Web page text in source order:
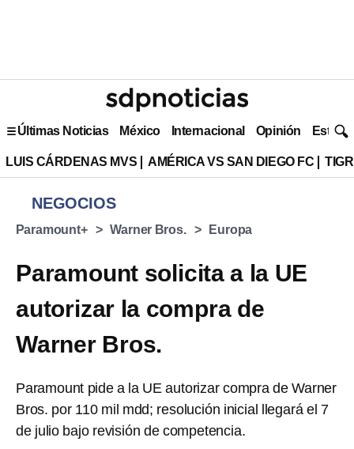
Últimas Noticias México Internacional Opinión Estilo
LUIS CÁRDENAS MVS AMÉRICA VS SAN DIEGO FC
NEGOCIOS
⁠⁠Paramount+ Warner Bros. Europa
Paramount solicita a la UE
autorizar la compra de
Warner Bros.
Paramount pide a la UE autorizar compra de Warner
Bros. por 110 mil mdd; resolución inicial llegará el 7
de julio bajo revisión de competencia.